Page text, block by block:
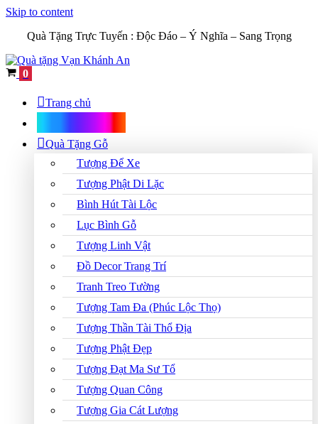
Skip to content
Quà Tặng Trực Tuyến : Độc Đáo – Ý Nghĩa – Sang Trọng
Cart
0
Trang chủ
Quà Tặng Gỗ
Tượng Để Xe
Tượng Phật Di Lặc
Bình Hút Tài Lộc
Lục Bình Gỗ
Tượng Linh Vật
Đồ Decor Trang Trí
Tranh Treo Tường
Tượng Tam Đa (Phúc Lộc Thọ)
Tượng Thần Tài Thổ Địa
Tượng Phật Đẹp
Tượng Đạt Ma Sư Tổ
Tượng Quan Công
Tượng Gia Cát Lượng